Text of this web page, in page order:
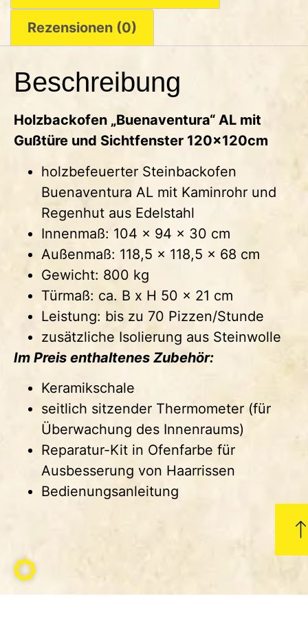
Rezensionen (0)
Beschreibung
Holzbackofen „Buenaventura“ AL mit
Gußtüre und Sichtfenster 120x120cm
holzbefeuerter Steinbackofen
Buenaventura AL mit Kaminrohr und
Regenhut aus Edelstahl
Innenmaß: 104 x 94 x 30 cm
Außenmaß: 118,5 x 118,5 x 68 cm
Gewicht: 800 kg
Türmaß: ca. B x H 50 x 21 cm
Leistung: bis zu 70 Pizzen/Stunde
zusätzliche Isolierung aus Steinwolle
Im Preis enthaltenes Zubehör:
Keramikschale
seitlich sitzender Thermometer (für
Überwachung des Innenraums)
Reparatur-Kit in Ofenfarbe für
Ausbesserung von Haarrissen
Bedienungsanleitung